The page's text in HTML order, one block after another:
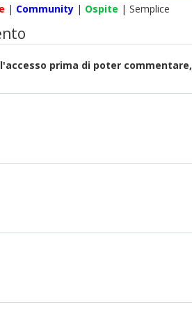
| Community | Ospite | Semplice
prima di poter commentare,